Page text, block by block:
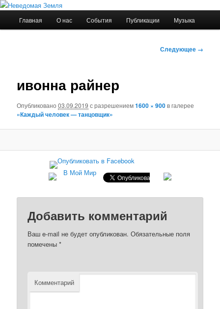
Перейти
содержимому
Главная О нас События Публикации Музыка
Навигация
Следующее →
ивонна райнер
Опубликовано03.09.2019 с разрешением1600 × 900в галерее
«Каждый человек — танцовщик»
В Мой Мир
Добавить комментарий
Ваш e-mail не будет опубликован. Обязательные поля
помечены*
Комментарий